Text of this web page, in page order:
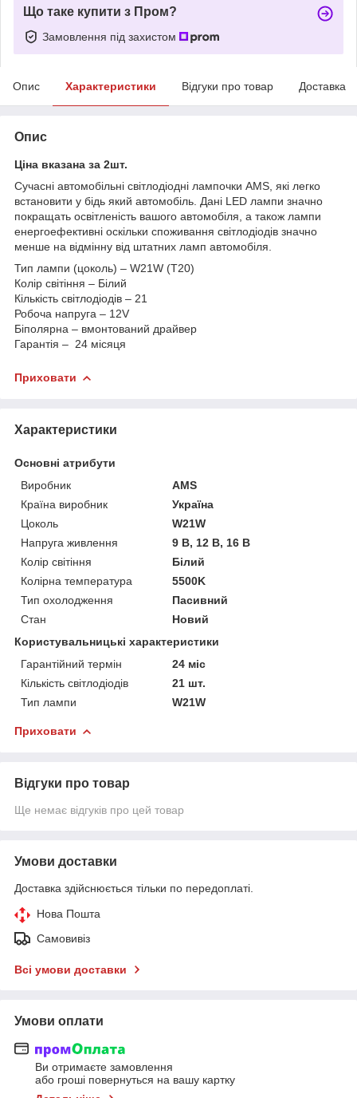
Що таке купити з Пром?
Замовлення під захистом
Опис Характеристики Відгуки про товар Доставка
Опис
Ціна вказана за 2шт.
Сучасні автомобільні світлодіодні лампочки AMS, які легко
встановити у бідь який автомобіль. Дані LED лампи значно
покращать освітленість вашого автомобіля, а також лампи
енергоефективні оскільки споживання світлодіодів значно
менше на відмінну від штатних ламп автомобіля.
Тип лампи (цоколь) – W21W (T20)
Колір світіння – Білий
Кількість світлодіодів – 21
Робоча напруга – 12V
Біполярна – вмонтований драйвер
Гарантія – 24 місяця
Приховати
Характеристики
Основні атрибути
Виробник
AMS
Країна виробник
Україна
Цоколь
W21W
Напруга живлення
9 В, 12 В, 16 В
Колір світіння
Білий
Колірна температура
5500K
Тип охолодження
Пасивний
Стан
Новий
Користувальницькі характеристики
Гарантійний термін
24 міс
Кількість світлодіодів
21 шт.
Тип лампи
W21W
Приховати
Відгуки про товар
Ще немає відгуків про цей товар
Умови доставки
Доставка здійснюється тільки по передоплаті.
Нова Пошта
Самовивіз
Всі умови доставки
Умови оплати
Ви отримаєте замовлення
або гроші повернуться на вашу картку